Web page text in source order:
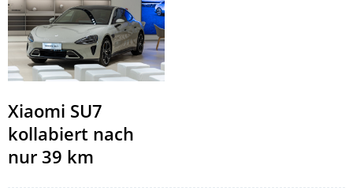
Xiaomi SU7
kollabiert nach
nur 39 km